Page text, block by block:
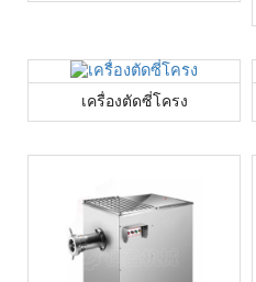
เครื่องตัดซี่โครง